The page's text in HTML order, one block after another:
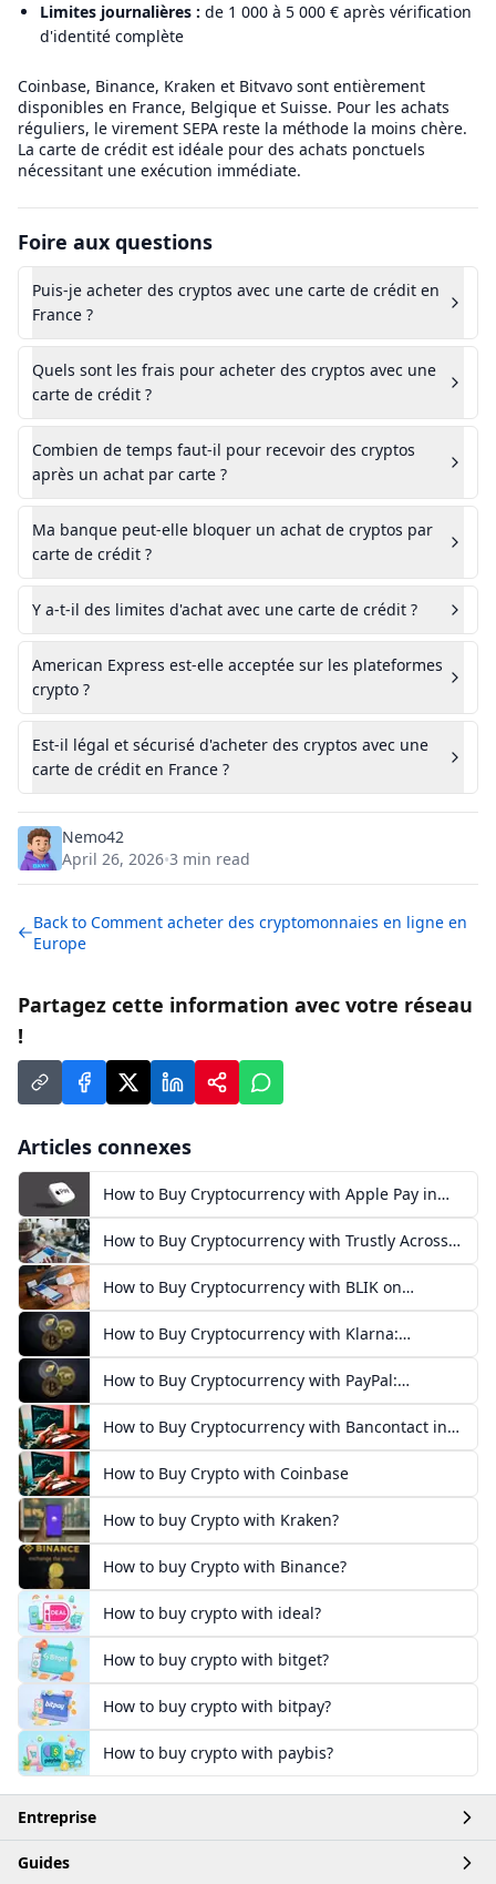
Limites journalières : de 1 000 à 5 000 € après vérification
d'identité complète
Coinbase, Binance, Kraken et Bitvavo sont entièrement
disponibles en France, Belgique et Suisse. Pour les achats
réguliers, le virement SEPA reste la méthode la moins chère.
La carte de crédit est idéale pour des achats ponctuels
nécessitant une exécution immédiate.
Foire aux questions
Puis-je acheter des cryptos avec une carte de crédit en
France ?
Quels sont les frais pour acheter des cryptos avec une
carte de crédit ?
Combien de temps faut-il pour recevoir des cryptos
après un achat par carte ?
Ma banque peut-elle bloquer un achat de cryptos par
carte de crédit ?
Y a-t-il des limites d'achat avec une carte de crédit ?
American Express est-elle acceptée sur les plateformes
crypto ?
Est-il légal et sécurisé d'acheter des cryptos avec une
carte de crédit en France ?
Nemo42
April 26, 2026•3 min read
Back toComment acheter des cryptomonnaies en ligne en
Europe
Partagez cette information avec votre réseau
!
Articles connexes
How to Buy Cryptocurrency with Apple Pay in
Europe
How to Buy Cryptocurrency with Trustly Across
Europe
How to Buy Cryptocurrency with BLIK on
Exchanges in Poland
How to Buy Cryptocurrency with Klarna:
European Guide
How to Buy Cryptocurrency with PayPal:
European Guide
How to Buy Cryptocurrency with Bancontact in
Europe
How to Buy Crypto with Coinbase
How to buy Crypto with Kraken?
How to buy Crypto with Binance?
How to buy crypto with ideal?
How to buy crypto with bitget?
How to buy crypto with bitpay?
How to buy crypto with paybis?
Entreprise
Accueil
Guides